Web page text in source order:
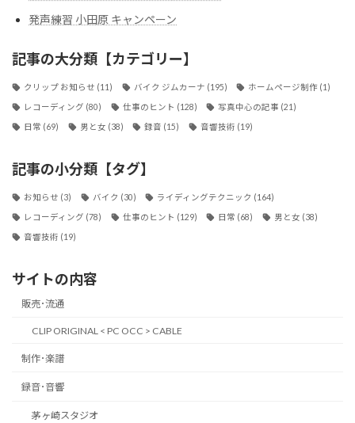
発声練習 小田原 キャンペーン
記事の大分類【カテゴリー】
クリップ お知らせ (11) バイク ジムカーナ (195) ホームページ制作 (1)
レコーディング (80) 仕事のヒント (128) 写真中心の記事 (21)
日常 (69) 男と女 (38) 録音 (15) 音響技術 (19)
記事の小分類【タグ】
お知らせ (3) バイク (30) ライディングテクニック (164)
レコーディング (78) 仕事のヒント (129) 日常 (68) 男と女 (38)
音響技術 (19)
サイトの内容
販売･流通
CLIP ORIGINAL < PC OCC > CABLE
制作･楽譜
録音･音響
茅ヶ崎スタジオ